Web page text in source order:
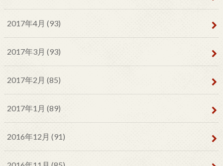
2017年4月 (93)
2017年3月 (93)
2017年2月 (85)
2017年1月 (89)
2016年12月 (91)